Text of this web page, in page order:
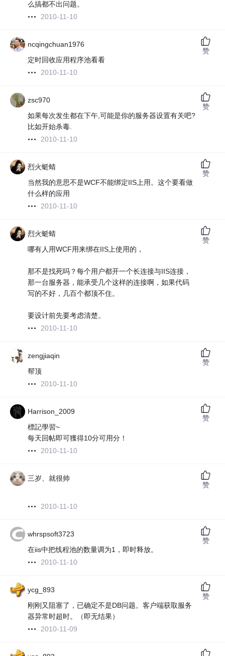
么搞都不出问题。
2010-11-10
ncqingchuan1976
定时回收应用程序池看看
2010-11-10
赞
zsc970
如果每次发生都在下午,可能是你的服务器设置有关吧?
比如开始杀毒.
2010-11-10
赞
烈火蜓蜻
当然我的意思不是WCF不能绑定IIS上用。这个要看做
什么样的应用
2010-11-10
赞
烈火蜓蜻
哪有人用WCF用来绑在IIS上使用的，
那不是找死吗？每个用户都开一个长连接与IIS连接，
那一台服务器，能承受几个这样的连接啊，如果代码
写的不好，几百个都顶不住。
要设计前先要考虑清楚。
2010-11-10
赞
zengjiaqin
帮顶
2010-11-10
赞
Harrison_2009
標記學習~
每天回帖即可獲得10分可用分！
2010-11-10
赞
三岁、就很帅
2010-11-10
赞
whrspsoft3723
在iis中把线程池的数量调为1，即时释放。
2010-11-10
赞
ycg_893
刚刚又阻塞了，已确定不是DB问题。客户端获取服务
器异常时超时。（即无结果）
2010-11-09
赞